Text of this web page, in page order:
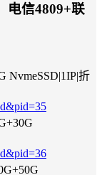
电信4809+联
NvmeSSD|1IP|折